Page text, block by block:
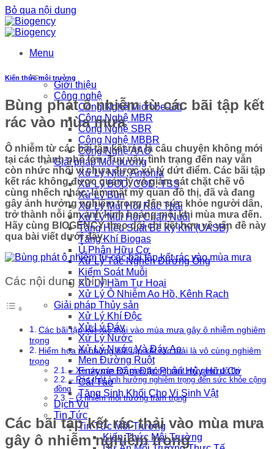
Bỏ qua nội dung
Menu
Giới thiệu
Công nghệ
Công Nghệ Microbe-Lift
Công Nghệ MBR
Công Nghệ SBR
Công Nghệ MBBR
Công Nghệ AAO
Giải pháp Môi trường
Xử Lý Nitơ, Amonia
Xử Lý BOD, COD, TSS
Xử Lý Bùn
Xử Lý Mùi Hôi Rác Thải
Xử Lý Mùi Hôi Chăn Nuôi
Tăng Hiệu Suất Bể Kỵ Khí (UASB)
Tăng Khí Biogas
Ủ Phân Hữu Cơ
Xử Lý Tắc Nghẽn Đường Ống
Kiểm Soát Muỗi
Xử Lý Hầm Tự Hoại
Xử Lý Ô Nhiễm Ao Hồ, Kênh Rạch
Giải pháp Thủy sản
Xử Lý Khí Độc
Xử Lý Đáy
Xử Lý Nước
Xử Lý Nước Và Đáy Ao
Men Đường Ruột
Enzyme Đậm Đặc Phân Hủy Hữu Cơ
Cắt Tảo
Tăng Sinh Khối Cho Vi Sinh Vật
Dịch Vụ
Tin Tức
Tin Tức Môi Trường
Kiến Thức Môi Trường
Kiến thức môi trường
Bùng phát ô nhiễm từ các bãi tập kết
rác vào mùa mưa
Ô nhiễm từ các bãi tập kết rác là câu chuyện không mới
tại các thành phố lớn. Tuy vậy, tình trạng đến nay vẫn
còn nhức nhối vì chưa được xử lý dứt điểm. Các bãi tập
kết rác không được quản lý và giám sát chặt chẽ vô
cùng nhếch nhác, làm mất mỹ quan đô thị, đã và đang
gây ảnh hưởng nghiêm trọng đến sức khỏe người dân,
trở thành nỗi ám ảnh kinh hoàng mỗi khi mùa mưa đến.
Hãy cùng BIOGENCY theo dõi chi tiết hơn về vấn đề này
qua bài viết dưới đây.
Các nội dung chính
Các bãi tập kết rác thải vào mùa mưa gây ô nhiễm nghiêm
trọng
Hiểm họa từ những bãi tập kết rác thải là vô cùng nghiêm
trọng
– Xe rác cản trở giao thông, mất mỹ quan đô thị
– Rác thải ảnh hưởng nghiêm trọng đến sức khỏe cộng
đồng
– Ô nhiễm môi trường trầm trọng
Các bãi tập kết rác thải vào mùa mưa
gây ô nhiễm nghiêm trọng